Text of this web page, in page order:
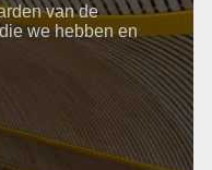
van de
we hebben en